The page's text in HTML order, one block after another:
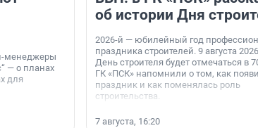
менеджеры
— о планах
для
об истории Дня
2026-й — юбилейный год
праздника строителей. 9 августа
День строителя будет отмечаться в
ГК «ПСК» напомнили о том, как
праздник и как поменялась роль
строительства.
7 августа, 16:20